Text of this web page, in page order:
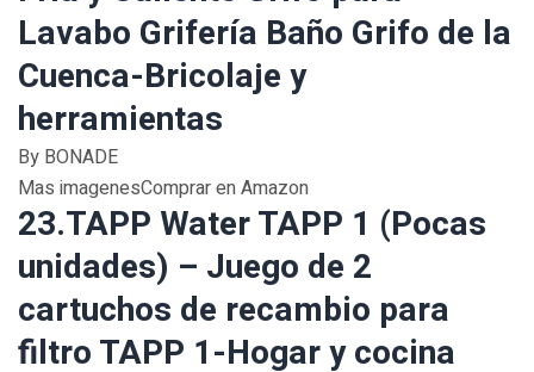
Lavabo Grifería Baño Grifo de la
Cuenca-Bricolaje y
herramientas
By BONADE
Mas imagenesComprar en Amazon
23.TAPP Water TAPP 1 (Pocas
unidades) – Juego de 2
cartuchos de recambio para
filtro TAPP 1-Hogar y cocina